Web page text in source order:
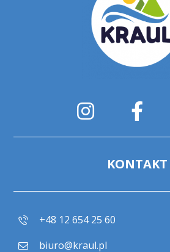
KONTAKT
+48 12 654 25 60
biuro@kraul.pl